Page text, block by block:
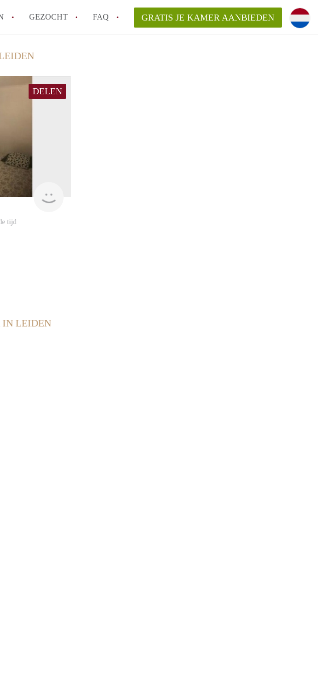
GEZOCHT FAQ
Tips: om in Leiden een kamer te vinden!
Wat is de privacyverklaring van KamersLeiden?
GRATIS JE KAMER AANBIEDEN
DELEN
tijd
IN LEIDEN